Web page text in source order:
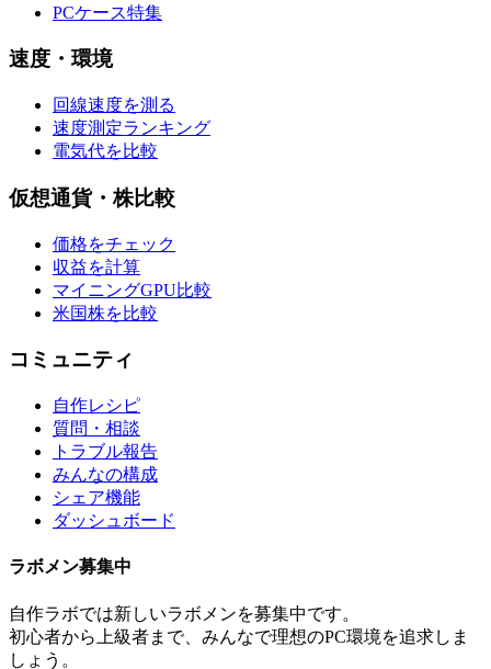
PCケース特集
速度・環境
回線速度を測る
速度測定ランキング
電気代を比較
仮想通貨・株比較
価格をチェック
収益を計算
マイニングGPU比較
米国株を比較
コミュニティ
自作レシピ
質問・相談
トラブル報告
みんなの構成
シェア機能
ダッシュボード
ラボメン募集中
自作ラボでは新しいラボメンを募集中です。
初心者から上級者まで、みんなで理想のPC環境を追求しま
しょう。